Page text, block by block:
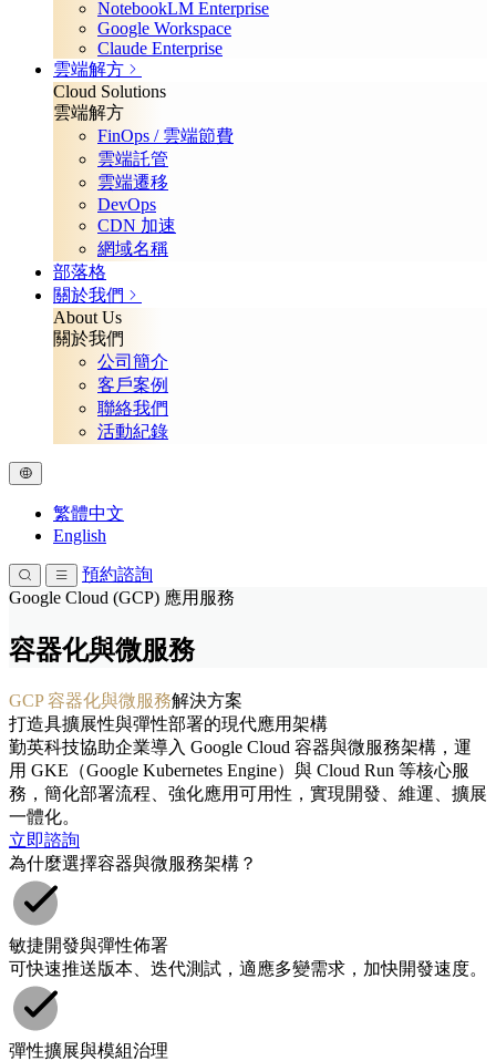
NotebookLM Enterprise
Google Workspace
Claude Enterprise
雲端解方
Cloud Solutions
雲端解方
FinOps / 雲端節費
雲端託管
雲端遷移
DevOps
CDN 加速
網域名稱
部落格
關於我們
About Us
關於我們
公司簡介
客戶案例
聯絡我們
活動紀錄
繁體中文
English
預約諮詢
Google Cloud (GCP) 應用服務
容器化與微服務
GCP 容器化與微服務解決方案
打造具擴展性與彈性部署的現代應用架構
勤英科技協助企業導入 Google Cloud 容器與微服務架構，運
用 GKE（Google Kubernetes Engine）與 Cloud Run 等核心服
務，簡化部署流程、強化應用可用性，實現開發、維運、擴展
一體化。
立即諮詢
為什麼選擇容器與微服務架構？
敏捷開發與彈性佈署
可快速推送版本、迭代測試，適應多變需求，加快開發速度。
彈性擴展與模組治理